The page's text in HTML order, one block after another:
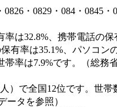
・0829・084・0845・
は32.8%、携帯電話の保
有率は35.1%、パソコン
率は7.9%です。（総務
）で全国12位です。世帯
ータを参照）